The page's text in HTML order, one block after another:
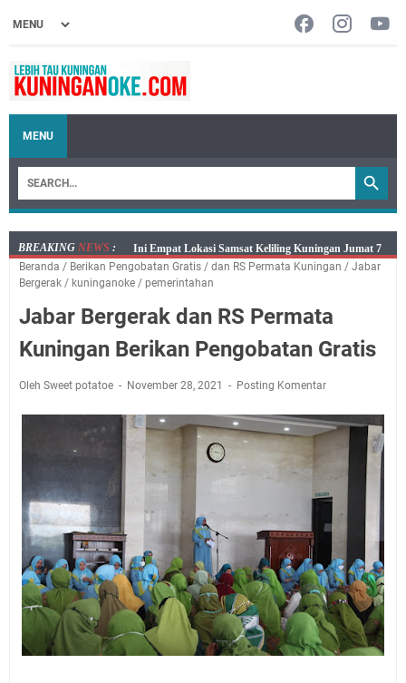
MENU
BREAKING NEWS :
Jumat 7 Agustus 2026 Mobil SIM Keliling Ada di
Kecamatan Sindangagung
Dicabut Dari Hidupmu, Kamu Akan Tetap Berjalan
Kelaparan Meskipun Memiliki Sekarung Penuh Uang
Salat Lima Waktu itu Bukan Cuma Kewajiban, Tapi
juga Tempat Beristirahat yang Paling Menenangkan, Ini
Nobar Final Piala Presiden 2026 Bersama Kebo Bule
Sangat Seru
Warga Mulai Kesulitan Air Bersih Akibat Kekeringan,
Polres Kuningan dan PAM Tirta Kamuning Salurakan
12 Ribu Liter
Uniku Jadi Tuan Rumah Pendampingan Penyusunan
Dokumen SPMI
Sudahkah Kita Merdeka Dari Hawa Nafsu?
Info Sembako di Pasar Kepuh Kuningan Kamis 6
Agustus 2026, Daging Naik, Telur Turun
Agenda Kegiatan Bupati Kuningan Jumat 7 Agustus
Beranda / Berikan Pengobatan Gratis / dan RS Permata Kuningan / Jabar
Bergerak / kuninganoke / pemerintahan
Jabar Bergerak dan RS Permata
Kuningan Berikan Pengobatan Gratis
Oleh Sweet potatoe November 28, 2021 Posting Komentar